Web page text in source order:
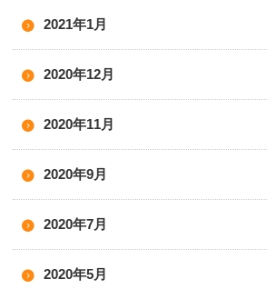
2021年1月
2020年12月
2020年11月
2020年9月
2020年7月
2020年5月